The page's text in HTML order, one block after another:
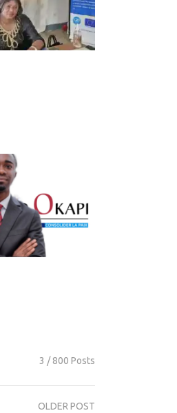
3 / 800 Posts
OLDER POST